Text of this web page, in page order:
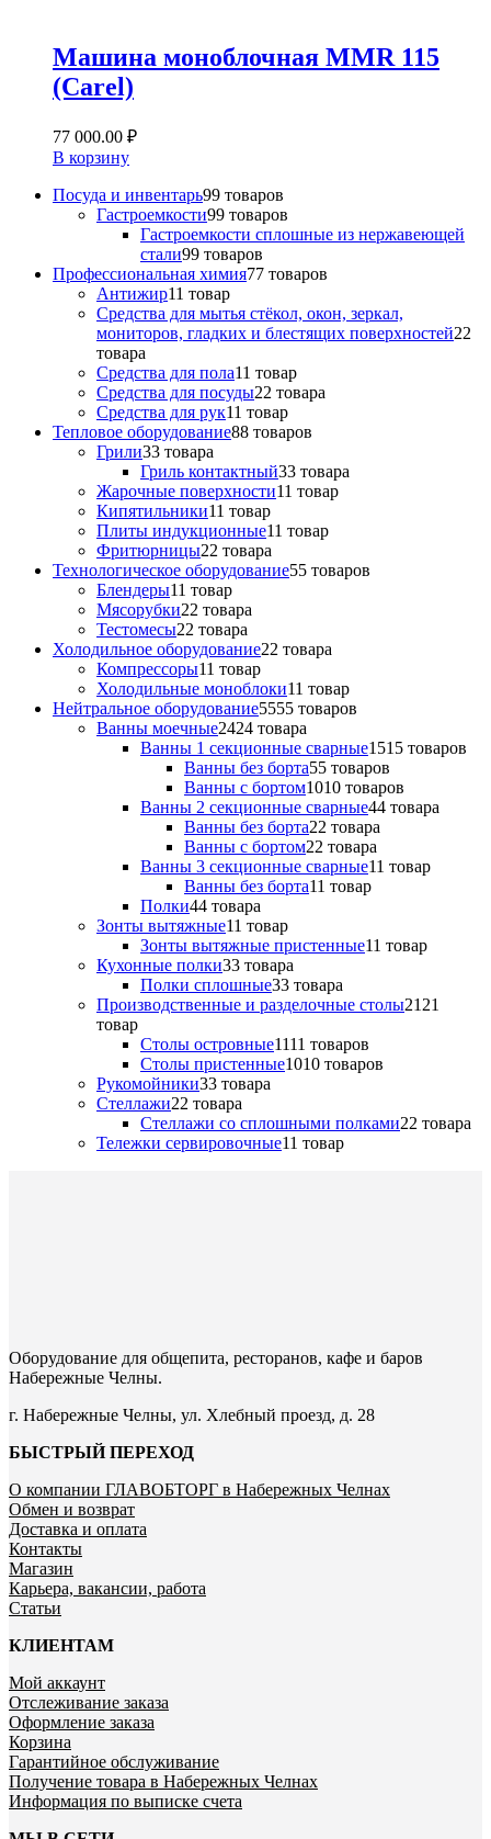
Машина моноблочная MMR 115
(Carel)
77 000.00 ₽
В корзину
Посуда и инвентарь99 товаров
Гастроемкости99 товаров
Гастроемкости сплошные из нержавеющей
стали99 товаров
Профессиональная химия77 товаров
Антижир11 товар
Средства для мытья стёкол, окон, зеркал,
мониторов, гладких и блестящих поверхностей22
товара
Средства для пола11 товар
Средства для посуды22 товара
Средства для рук11 товар
Тепловое оборудование88 товаров
Грили33 товара
Гриль контактный33 товара
Жарочные поверхности11 товар
Кипятильники11 товар
Плиты индукционные11 товар
Фритюрницы22 товара
Технологическое оборудование55 товаров
Блендеры11 товар
Мясорубки22 товара
Тестомесы22 товара
Холодильное оборудование22 товара
Компрессоры11 товар
Холодильные моноблоки11 товар
Нейтральное оборудование5555 товаров
Ванны моечные2424 товара
Ванны 1 секционные сварные1515 товаров
Ванны без борта55 товаров
Ванны с бортом1010 товаров
Ванны 2 секционные сварные44 товара
Ванны без борта22 товара
Ванны с бортом22 товара
Ванны 3 секционные сварные11 товар
Ванны без борта11 товар
Полки44 товара
Зонты вытяжные11 товар
Зонты вытяжные пристенные11 товар
Кухонные полки33 товара
Полки сплошные33 товара
Производственные и разделочные столы21 21
товар
Столы островные1111 товаров
Столы пристенные1010 товаров
Рукомойники33 товара
Стеллажи22 товара
Стеллажи со сплошными полками22 товара
Тележки сервировочные11 товар
Оборудование для общепита, ресторанов, кафе и баров
Набережные Челны.
г. Набережные Челны, ул. Хлебный проезд, д. 28
БЫСТРЫЙ ПЕРЕХОД
О компании ГЛАВОБТОРГ в Набережных Челнах
Обмен и возврат
Доставка и оплата
Контакты
Магазин
Карьера, вакансии, работа
Статьи
КЛИЕНТАМ
Мой аккаунт
Отслеживание заказа
Оформление заказа
Корзина
Гарантийное обслуживание
Получение товара в Набережных Челнах
Информация по выписке счета